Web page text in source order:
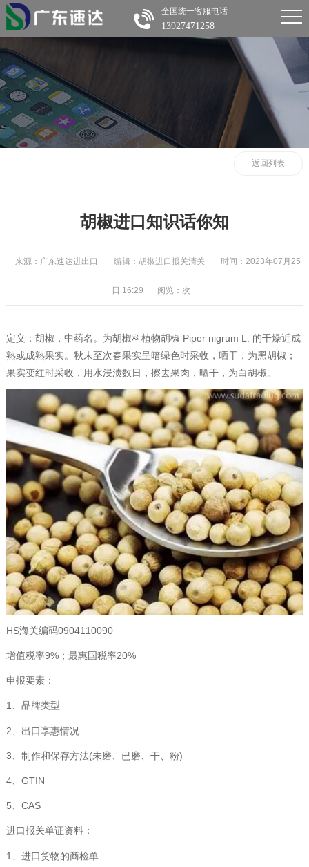
全国统一客服电话
13927471258
返回列表
胡椒进口知识话你知
来源：广东速达进出口 编辑：胡椒进口报关清关 时间：2023年07月25
日 16:29 阅览： 次
定义：胡椒，中药名。为胡椒科植物胡椒 Piper nigrum L. 的干燥近成
熟或成熟果实。秋末至次春果实呈暗绿色时采收，晒干，为黑胡椒；
果实变红时采收，用水浸渍数日，擦去果肉，晒干，为白胡椒。
HS海关编码0904110090
增值税率9%；最惠国税率20%
申报要素：
1、品牌类型
2、出口享惠情况
3、制作和保存方法(未磨、已磨、干、粉)
4、GTIN
5、CAS
进口报关单证资料：
1、进口货物的商检单